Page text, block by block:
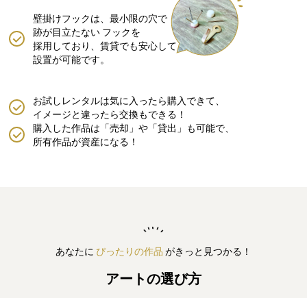
壁掛けフックは、最小限の穴で
跡が目立たない フックを
採用しており、賃貸でも安心して
設置が可能です。
購入した作品は「売却」や「貸出」も可能で、
所有作品が資産になる！
お試しレンタルは気に入ったら購入できて、
イメージと違ったら交換もできる！
あなたに ぴったりの作品 がきっと見つかる！
アートの選び方